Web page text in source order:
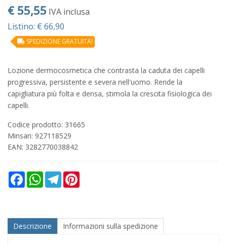
€ 55,55 IVA inclusa
Listino: € 66,90
SPEDIZIONE GRATUITA!
Lozione dermocosmetica che contrasta la caduta dei capelli
progressiva, persistente e severa nell'uomo. Rende la
capigliatura più folta e densa, stimola la crescita fisiologica dei
capelli.
Codice prodotto: 31665
Minsan: 927118529
EAN: 3282770038842
FacebookWhatsAppTelegram
Descrizione Informazioni sulla spedizione